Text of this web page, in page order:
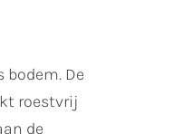
De
roestvrij
de